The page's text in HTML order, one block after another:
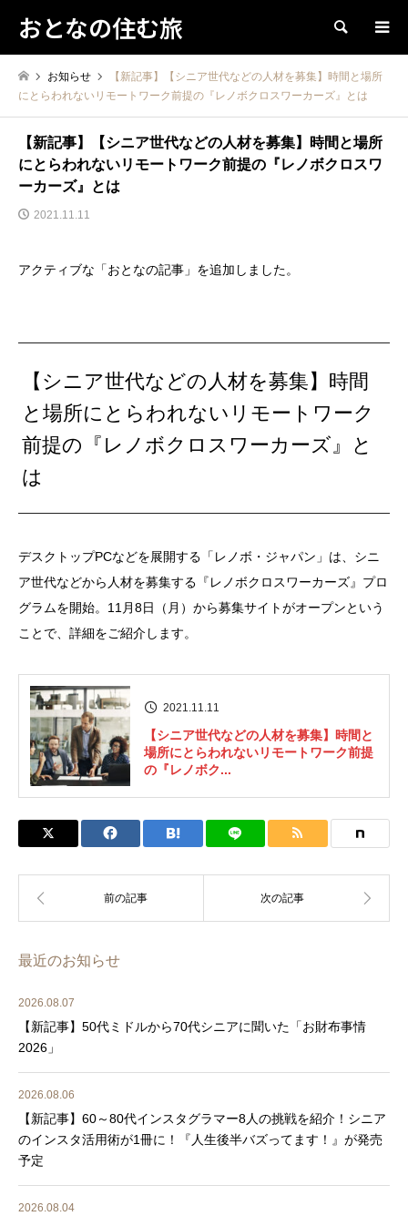
おとなの住む旅 検索
お知らせ
【新記事】【シニア世代などの人材を募集】時間と場所
にとらわれないリモートワーク前提の『レノボクロスワーカーズ』とは
【新記事】【シニア世代などの人材を募集】時間と場所
にとらわれないリモートワーク前提の『レノボクロスワ
ーカーズ』とは
2021.11.11
アクティブな「おとなの記事」を追加しました。
【シニア世代などの人材を募集】時間
と場所にとらわれないリモートワーク
前提の『レノボクロスワーカーズ』と
は
デスクトップPCなどを展開する「レノボ・ジャパン」は、シニ
ア世代などから人材を募集する『レノボクロスワーカーズ』プロ
グラムを開始。11月8日（月）から募集サイトがオープンという
ことで、詳細をご紹介します。
2021.11.11
【シニア世代などの人材を募集】時間と
場所にとらわれないリモートワーク前提
の『レノボク...
最近のお知らせ
2026.08.07
【新記事】50代ミドルから70代シニアに聞いた「お財布事情
2026」
2026.08.06
【新記事】60～80代インスタグラマー8人の挑戦を紹介！シニア
のインスタ活用術が1冊に！『人生後半バズってます！』が発売
予定
2026.08.04